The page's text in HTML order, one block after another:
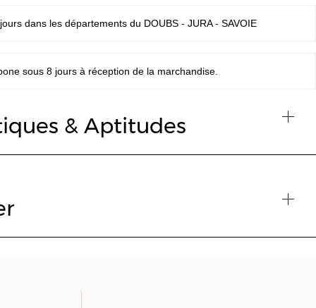
dans les départements du DOUBS - JURA - SAVOIE
sous 8 jours à réception de la marchandise.
& Aptitudes